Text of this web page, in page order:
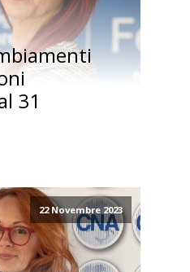
31
22 Novembre 2023